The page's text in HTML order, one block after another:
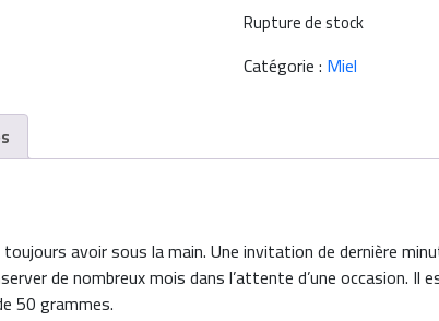
Rupture de stock
Catégorie : Miel
toujours avoir sous la main. Une invitation de dernière
de nombreux mois dans l’attente d’une occasion.
50 grammes.